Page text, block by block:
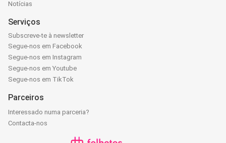
Notícias
Serviços
Subscreve-te à newsletter
Segue-nos em Facebook
Segue-nos em Instagram
Segue-nos em Youtube
Segue-nos em TikTok
Parceiros
Interessado numa parceria?
Contacta-nos